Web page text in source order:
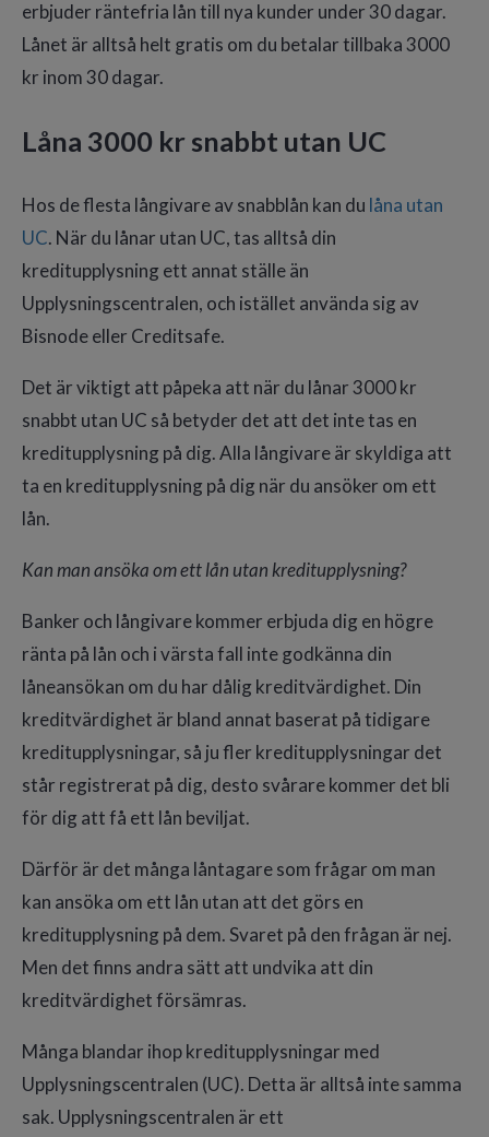
erbjuder räntefria lån till nya kunder under 30 dagar.
Lånet är alltså helt gratis om du betalar tillbaka 3000
kr inom 30 dagar.
Låna 3000 kr snabbt utan UC
Hos de flesta långivare av snabblån kan du låna utan
UC. När du lånar utan UC, tas alltså din
kreditupplysning ett annat ställe än
Upplysningscentralen, och istället använda sig av
Bisnode eller Creditsafe.
Det är viktigt att påpeka att när du lånar 3000 kr
snabbt utan UC så betyder det att det inte tas en
kreditupplysning på dig. Alla långivare är skyldiga att
ta en kreditupplysning på dig när du ansöker om ett
lån.
Kan man ansöka om ett lån utan kreditupplysning?
Banker och långivare kommer erbjuda dig en högre
ränta på lån och i värsta fall inte godkänna din
låneansökan om du har dålig kreditvärdighet. Din
kreditvärdighet är bland annat baserat på tidigare
kreditupplysningar, så ju fler kreditupplysningar det
står registrerat på dig, desto svårare kommer det bli
för dig att få ett lån beviljat.
Därför är det många låntagare som frågar om man
kan ansöka om ett lån utan att det görs en
kreditupplysning på dem. Svaret på den frågan är nej.
Men det finns andra sätt att undvika att din
kreditvärdighet försämras.
Många blandar ihop kreditupplysningar med
Upplysningscentralen (UC). Detta är alltså inte samma
sak. Upplysningscentralen är ett